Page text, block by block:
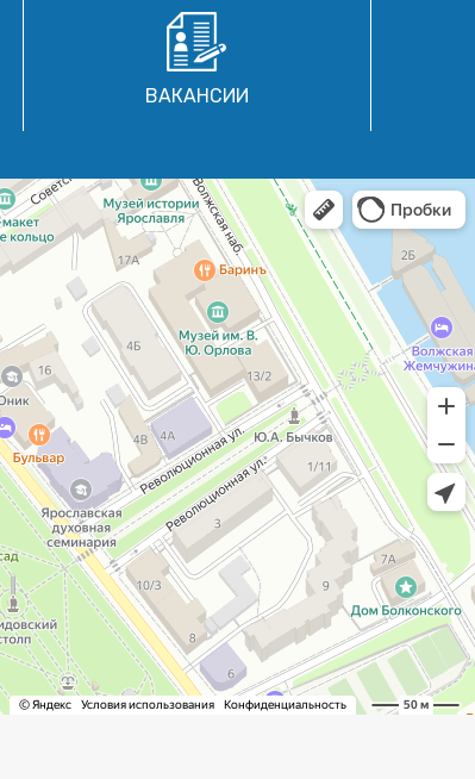
ВАКАНСИИ